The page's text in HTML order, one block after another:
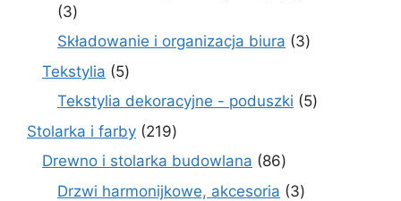
33
produkty
Składowanie i organizacja biura 33
Tekstylia 55
produktów
Tekstylia dekoracyjne - poduszki 55
Stolarka i farby 219219
produktów
Drewno i stolarka budowlana 8686
produktów
Drzwi harmonijkowe, akcesoria 33